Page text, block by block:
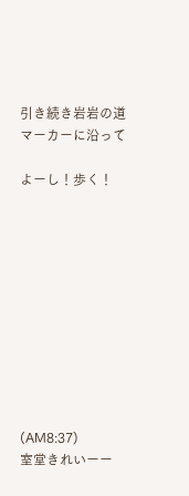
引き続き岩岩の道
マーカーに沿って
よーし！歩く！
(AM8:37)
室堂きれいーー